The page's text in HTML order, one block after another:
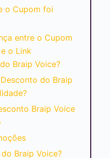
o Cupom foi
entre o Cupom
o Link
Braip Voice?
do Braip
Braip Voice
Braip Voice?